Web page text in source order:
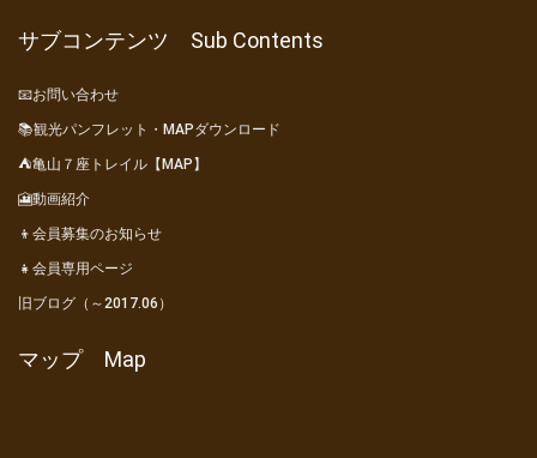
サブコンテンツ Sub Contents
📧お問い合わせ
📚観光パンフレット・MAPダウンロード
⛺亀山７座トレイル【MAP】
🎦動画紹介
👦会員募集のお知らせ
👧会員専用ページ
旧ブログ（～2017.06）
マップ Map